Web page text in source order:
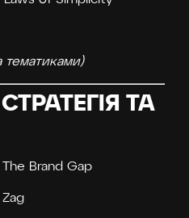
тематиками)
ТА
Brand Gap